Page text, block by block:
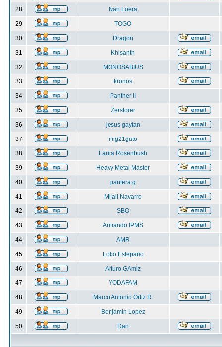
28 Ivan Loera
29 TOGO
30 Dragon
31 Khisanth
32 MONOSABIUS
33 kronos
34 Panther II
35 Zerstorer
36 jesus gaytan
37 mig21gato
38 Laura Rosenbush
39 Heavy Metal Master
40 pantera g
41 Mijail Navarro
42 SBO
43 Armando IPMS
44 AMR
45 Lobo Estepario
46 Arturo GAmiz
47 YODAFAM
48 Marco Antonio Ortiz R.
49 Benjamin Lopez
50 Dan